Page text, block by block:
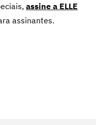
assine a ELLE
assinantes.